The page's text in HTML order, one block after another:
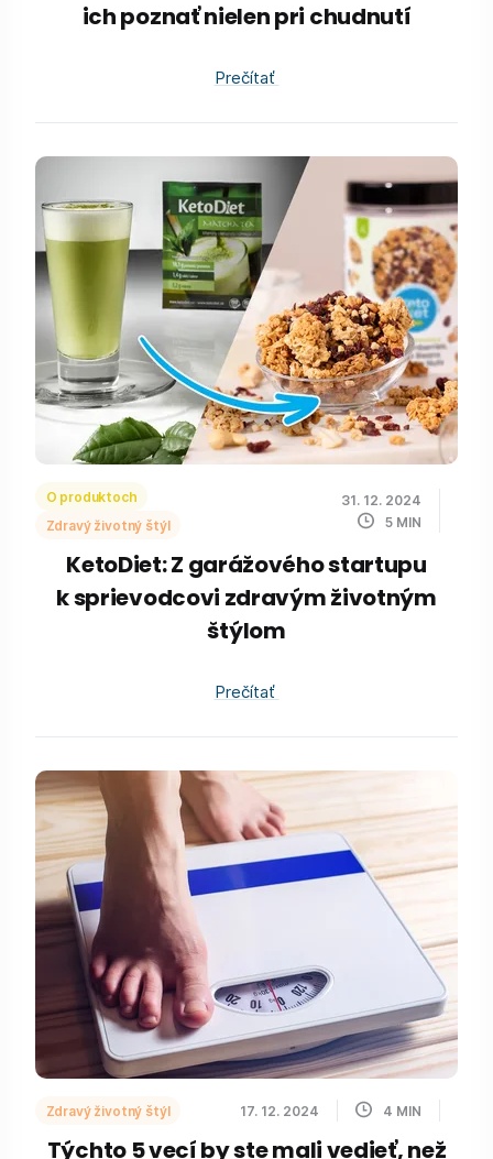
ich poznať nielen pri chudnutí
Prečítať
O produktoch
Zdravý životný štýl
31. 12. 2024
5 MIN
KetoDiet: Z garážového startupu
k sprievodcovi zdravým životným
štýlom
Prečítať
Zdravý životný štýl 17. 12. 2024 4 MIN
Týchto 5 vecí by ste mali vedieť, než